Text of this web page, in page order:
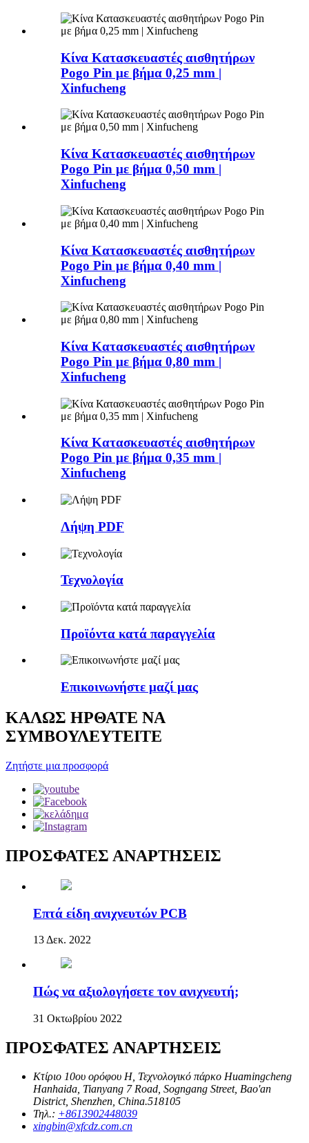
Κίνα Κατασκευαστές αισθητήρων
Pogo Pin με βήμα 0,25 mm |
Xinfucheng
Κίνα Κατασκευαστές αισθητήρων
Pogo Pin με βήμα 0,50 mm |
Xinfucheng
Κίνα Κατασκευαστές αισθητήρων
Pogo Pin με βήμα 0,40 mm |
Xinfucheng
Κίνα Κατασκευαστές αισθητήρων
Pogo Pin με βήμα 0,80 mm |
Xinfucheng
Κίνα Κατασκευαστές αισθητήρων
Pogo Pin με βήμα 0,35 mm |
Xinfucheng
Λήψη PDF
Τεχνολογία
Προϊόντα κατά παραγγελία
Επικοινωνήστε μαζί μας
ΚΑΛΩΣ ΗΡΘΑΤΕ ΝΑ
ΣΥΜΒΟΥΛΕΥΤΕΙΤΕ
Ζητήστε μια προσφορά
ΠΡΟΣΦΑΤΕΣ ΑΝΑΡΤΗΣΕΙΣ
Επτά είδη ανιχνευτών PCB
13 Δεκ. 2022
Πώς να αξιολογήσετε τον ανιχνευτή;
31 Οκτωβρίου 2022
ΠΡΟΣΦΑΤΕΣ ΑΝΑΡΤΗΣΕΙΣ
Κτίριο 10ου ορόφου H, Τεχνολογικό πάρκο Huamingcheng
Hanhaida, Tianyang 7 Road, Sogngang Street, Bao'an
District, Shenzhen, China.518105
Τηλ.: +8613902448039
xingbin@xfcdz.com.cn